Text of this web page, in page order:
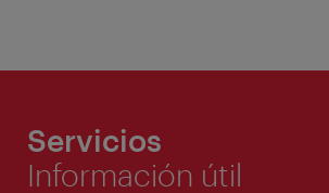
Servicios
Información útil